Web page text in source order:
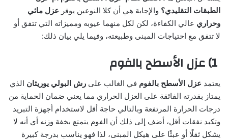
الطبقات التقليدي؟ والإجابة هي أن كلا النوعين يوفر عزل مائي
وحراري عالي الكفاءة، لكن لكل منهما عيوبه ومميزاته التي تتفق أو
لا تتفق مع احتياجات المبنى وطبيعته، وفيما يلي بيان ذلك:
يعتمد عزل الأسطح بالفوم في الغالب على رش البولي يوريثان الذي
يمتاز بقدرته الفائقة على العزل الحراري مما يعني ضمان الحماية من
درجات الحرارة المرتفعة وبالتالي حاجة أقل لاستخدام أجهزة التبريد
وتكبد نفقات أقل، أضف إلى ذلك أن الفوم يتمتع بخفة وزنه أي أنه لا
يشكل ثقلًا أو عبئًا على هيكل المبنى، لذا فهو يناسب بدرجة كبيرة